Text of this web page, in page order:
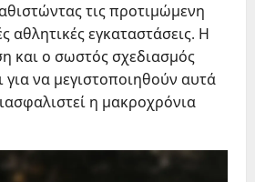
τις προτιμώμενη
αθλητικές εγκαταστάσεις. Η
και ο σωστός σχεδιασμός
για να μεγιστοποιηθούν αυτά
η μακροχρόνια